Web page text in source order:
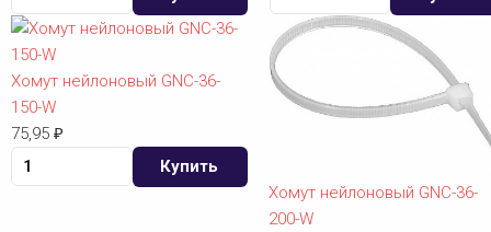
Хомут нейлоновый GNC-36-
150-W
75,95 ₽
Купить
Хомут нейлоновый GNC-36-
200-W